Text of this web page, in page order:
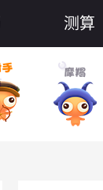
测算